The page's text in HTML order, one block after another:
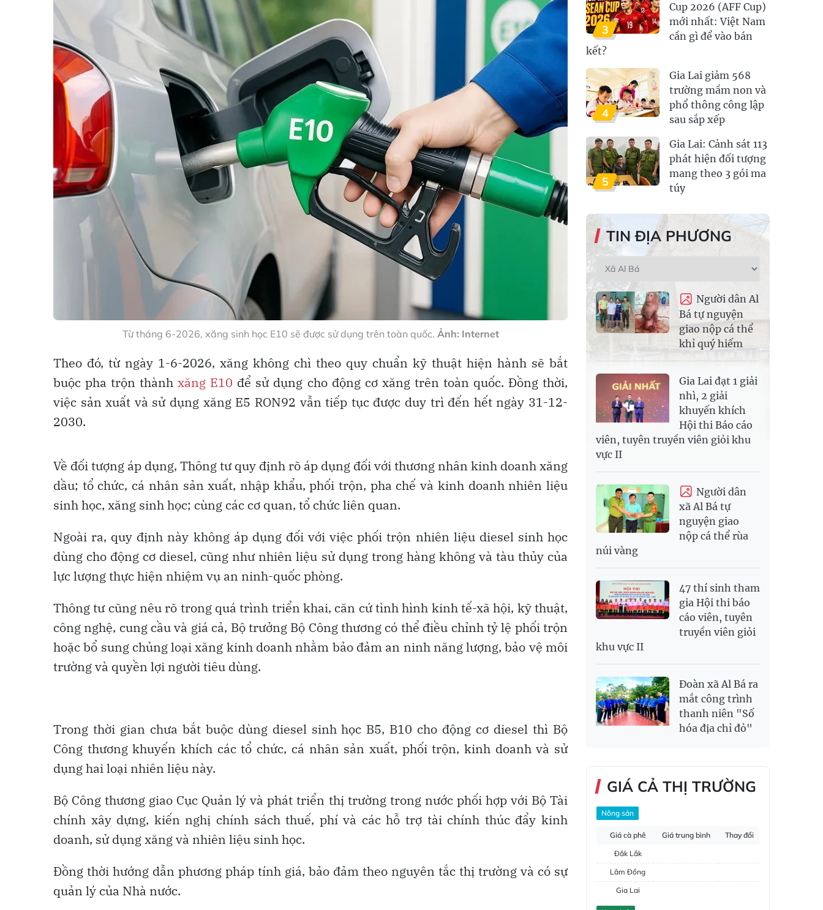
Từ tháng 6-2026, xăng sinh học E10 sẽ được sử dụng trên toàn quốc. Ảnh: Internet
Theo đó, từ ngày 1-6-2026, xăng không chì theo quy chuẩn kỹ thuật hiện hành sẽ bắt
buộc pha trộn thànhxăng E10 để sử dụng cho động cơ xăng trên toàn quốc. Đồng thời,
việc sản xuất và sử dụng xăng E5 RON92 vẫn tiếp tục được duy trì đến hết ngày 31-12-
2030.
Về đối tượng áp dụng, Thông tư quy định rõ áp dụng đối với thương nhân kinh doanh xăng
dầu; tổ chức, cá nhân sản xuất, nhập khẩu, phối trộn, pha chế và kinh doanh nhiên liệu
sinh học, xăng sinh học; cùng các cơ quan, tổ chức liên quan.
Ngoài ra, quy định này không áp dụng đối với việc phối trộn nhiên liệu diesel sinh học
dùng cho động cơ diesel, cũng như nhiên liệu sử dụng trong hàng không và tàu thủy của
lực lượng thực hiện nhiệm vụ an ninh-quốc phòng.
Thông tư cũng nêu rõ trong quá trình triển khai, căn cứ tình hình kinh tế-xã hội, kỹ thuật,
công nghệ, cung cầu và giá cả, Bộ trưởng Bộ Công thương có thể điều chỉnh tỷ lệ phối trộn
hoặc bổ sung chủng loại xăng kinh doanh nhằm bảo đảm an ninh năng lượng, bảo vệ môi
trường và quyền lợi người tiêu dùng.
Trong thời gian chưa bắt buộc dùng diesel sinh học B5, B10 cho động cơ diesel thì Bộ
Công thương khuyến khích các tổ chức, cá nhân sản xuất, phối trộn, kinh doanh và sử
dụng hai loại nhiên liệu này.
Bộ Công thương giao Cục Quản lý và phát triển thị trường trong nước phối hợp với Bộ Tài
chính xây dựng, kiến nghị chính sách thuế, phí và các hỗ trợ tài chính thúc đẩy kinh
doanh, sử dụng xăng và nhiên liệu sinh học.
Đồng thời hướng dẫn phương pháp tính giá, bảo đảm theo nguyên tắc thị trường và có sự
quản lý của Nhà nước.
3
Cup 2026 (AFF Cup)
mới nhất: Việt Nam
cần gì để vào bán
kết?
4
Gia Lai giảm 568
trường mầm non và
phổ thông công lập
sau sắp xếp
5
Gia Lai: Cảnh sát 113
phát hiện đối tượng
mang theo 3 gói ma
túy
TIN ĐỊA PHƯƠNG
Người dân Al
Bá tự nguyện
giao nộp cá thể
khỉ quý hiếm
Gia Lai đạt 1 giải
nhì, 2 giải
khuyến khích
Hội thi Báo cáo
viên, tuyên truyền viên giỏi khu
vực II
Người dân
xã Al Bá tự
nguyện giao
nộp cá thể rùa
núi vàng
47 thí sinh tham
gia Hội thi báo
cáo viên, tuyên
truyền viên giỏi
khu vực II
Đoàn xã Al Bá ra
mắt công trình
thanh niên "Số
hóa địa chỉ đỏ"
GIÁ CẢ THỊ TRƯỜNG
Nông sản
Giá cà phê Giá trung bình
Thay đổi
Đắk Lắk
Lâm Đồng
Gia Lai